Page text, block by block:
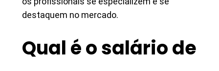
destaquem no mercado.
Qual é o salário de